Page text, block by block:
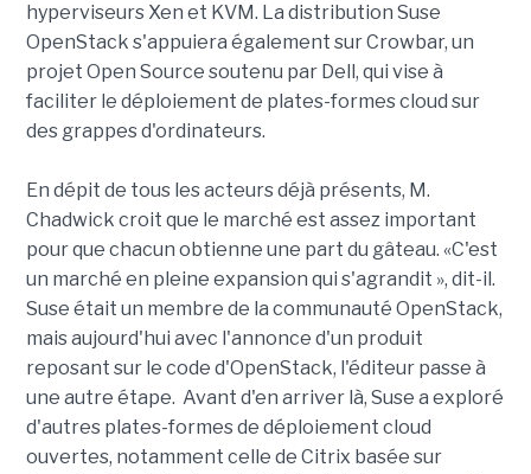
hyperviseurs Xen et KVM. La distribution Suse
OpenStack s'appuiera également sur Crowbar, un
projet Open Source soutenu par Dell, qui vise à
faciliter le déploiement de plates-formes cloud sur
des grappes d'ordinateurs.
En dépit de tous les acteurs déjà présents, M.
Chadwick croit que le marché est assez important
pour que chacun obtienne une part du gâteau. «C'est
un marché en pleine expansion qui s'agrandit », dit-il.
Suse était un membre de la communauté OpenStack,
mais aujourd'hui avec l'annonce d'un produit
reposant sur le code d'OpenStack, l'éditeur passe à
une autre étape. Avant d'en arriver là, Suse a exploré
d'autres plates-formes de déploiement cloud
ouvertes, notamment celle de Citrix basée sur